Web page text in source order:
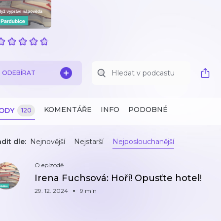
ODEBÍRAT
120 KOMENTÁŘE INFO PODOBNÉ
dle: Nejnovější Nejstarší Nejposlouchanější
O epizodě
Irena Fuchsová: Hoří! Opusťte hotel!
29. 12. 2024 9 min